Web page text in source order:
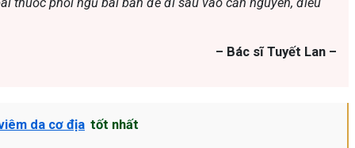
thuốc phối ngũ bài bản để đi sâu vào căn nguyên, điều
– Bác sĩ Tuyết Lan –
da cơ địa tốt nhất